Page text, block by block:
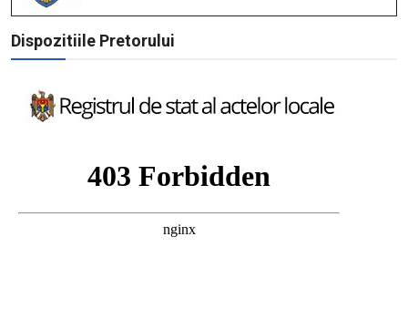
Dispozitiile Pretorului